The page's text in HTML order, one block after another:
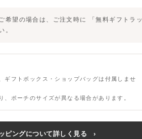
希望の場合は、ご注文時に
「無料ギフトラッ
。
ギフトボックス・ショップバッグは付属しませ
ポーチのサイズが異なる場合があります。
ピングについて詳しく見る ›